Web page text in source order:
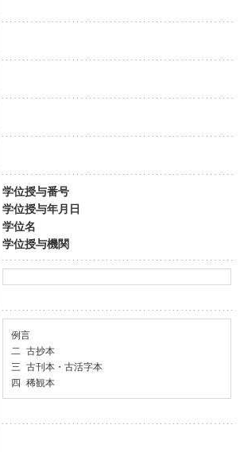
学位授与番号
学位授与年月日
学位名
学位授与機関
例言
二 古抄本
三 古刊本・古活字本
四 稀観本